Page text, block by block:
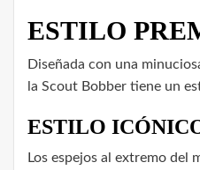
ESTILO
Diseñada con una
la Scout Bobber tiene un
ESTILO
Los espejos al extremo del